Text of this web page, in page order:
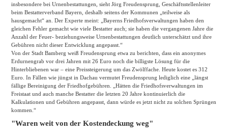
insbesondere bei Urnenbestattungen, sieht Jörg Freudensprung, Geschäftsstellenleiter
beim Bestatterverband Bayern, deshalb seitens der Kommunen „teilweise als
hausgemacht“ an. Der Experte meint: „Bayerns Friedhofsverwaltungen haben den
gleichen Fehler gemacht wie viele Bestatter auch; sie haben die vergangenen Jahre die
Anzahl der Feuer- beziehungsweise Urnenbestattungen deutlich unterschätzt und ihre
Gebühren nicht dieser Entwicklung angepasst.“
Von der Stadt Bamberg weiß Freudensprung etwa zu berichten, dass ein anonymes
Erdurnengrab vor drei Jahren mit 26 Euro noch die billigste Lösung für die
Hinterbliebenen war – eine Preissteigerung um das Zwölffache. Heute kostet es 312
Euro. In Fällen wie jüngst in Dachau vermutet Freudensprung lediglich eine „längst
fällige Bereinigung der Friedhofgebühren. „Hätten die Friedhofsverwaltungen im
Freistaat und auch manche Bestatter die letzten 20 Jahre kontinuierlich die
Kalkulationen und Gebühren angepasst, dann würde es jetzt nicht zu solchen Sprüngen
kommen.“
"Waren weit von der Kostendeckung weg"